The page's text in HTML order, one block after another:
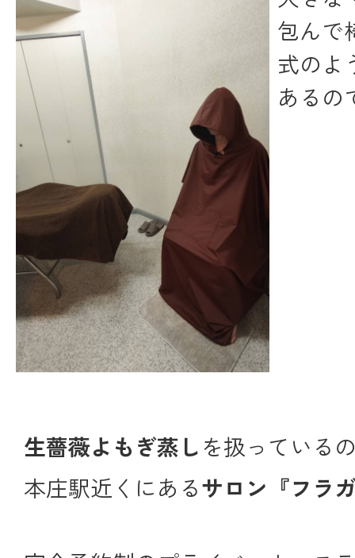
包んで
式のよ
あるの
生薔薇よもぎ蒸しを扱っている
本庄駅近くにあるサロン『フラ